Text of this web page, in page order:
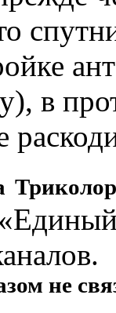
в
не